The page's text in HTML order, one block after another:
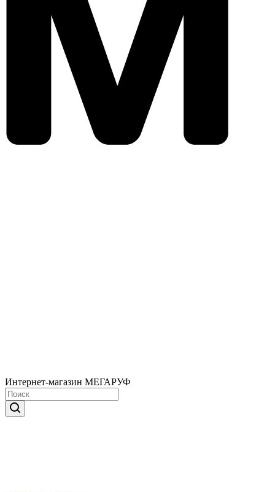
Интернет-магазин МЕГАРУФ